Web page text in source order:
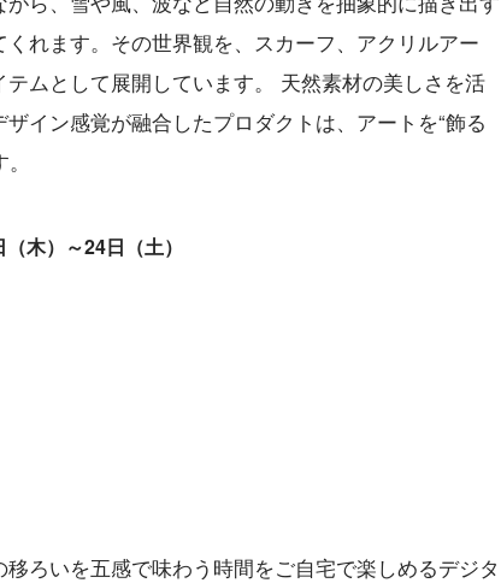
れます。その世界観を、スカーフ、アクリルアー
ムとして展開しています。 天然素材の美しさを活
イン感覚が融合したプロダクトは、アートを“飾る
木）～24日（土）
ろいを五感で味わう時間をご自宅で楽しめるデジタ